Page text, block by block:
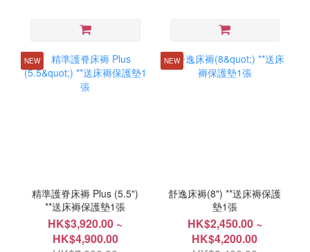
NEW
精準護脊床褥 Plus (5.5")
**送床褥保護墊1張
HK$3,920.00 ~
HK$4,900.00
NEW
舒逸床褥(8") **送床褥保護
墊1張
HK$2,450.00 ~
HK$4,200.00